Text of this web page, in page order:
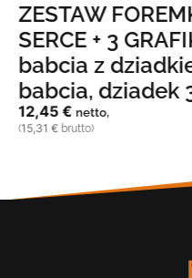
ZESTAW
SERCE + 3
babcia z
babcia, dziadek
12,45€ netto,
(15,31 €brutto)